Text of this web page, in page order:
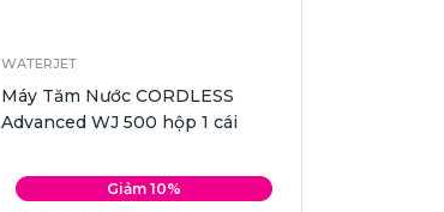
WATERJET
Máy Tăm Nước CORDLESS
Advanced WJ 500 hộp 1 cái
Giảm 10%